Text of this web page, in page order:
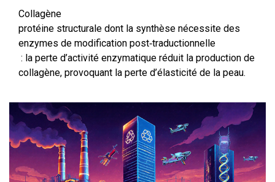
Collagène
protéine structurale dont la synthèse nécessite des
enzymes de modification post‑traductionnelle
: la perte d’activité enzymatique réduit la production de
collagène, provoquant la perte d’élasticité de la peau.